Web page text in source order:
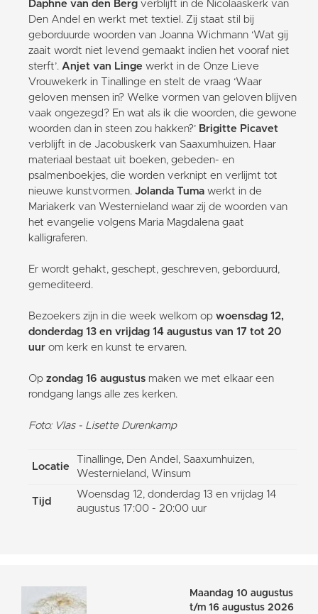
Daphne van den Berg verblijft in de Nicolaaskerk van
Den Andel en werkt met textiel. Zij staat stil bij
geborduurde woorden van Joanna Wichmann ‘Wat gij
zaait wordt niet levend gemaakt indien het vooraf niet
sterft’. Anjet van Linge werkt in de Onze Lieve
Vrouwekerk in Tinallinge en stelt de vraag ‘Waar
geloven mensen in? Welke vormen van geloven blijven
vaak ongezegd? En wat als ik die woorden, die gewone
woorden dan in steen zou hakken?’ Brigitte Picavet
verblijft in de Jacobuskerk van Saaxumhuizen. Haar
materiaal bestaat uit boeken, gebeden- en
psalmenboekjes, die worden verknipt en verlijmt tot
nieuwe kunstvormen. Jolanda Tuma werkt in de
Mariakerk van Westernieland waar zij de woorden van
het evangelie volgens Maria Magdalena gaat
kalligraferen.
Er wordt gehakt, geschept, geschreven, geborduurd,
gemediteerd.
Bezoekers zijn in die week welkom op woensdag 12,
donderdag 13 en vrijdag 14 augustus van 17 tot 20
uur om kerk en kunst te ervaren.
Op zondag 16 augustus maken we met elkaar een
rondgang langs alle zes kerken.
Foto: Vlas - Lisette Durenkamp
Locatie
Tinallinge, Den Andel, Saaxumhuizen,
Westernieland, Winsum
Tijd
Woensdag 12, donderdag 13 en vrijdag 14
augustus 17:00 - 20:00 uur
Maandag 10 augustus
t/m 16 augustus 2026